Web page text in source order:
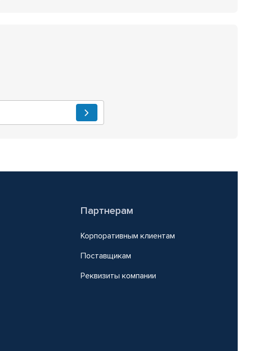
Партнерам
Корпоративным клиентам
Поставщикам
Реквизиты компании